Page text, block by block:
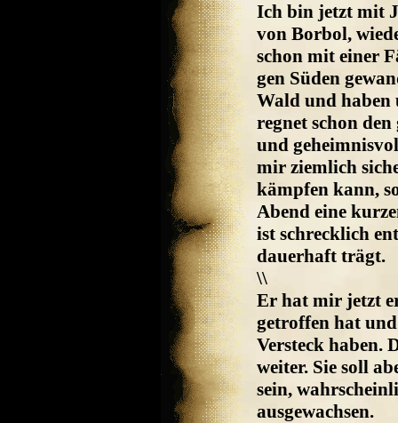
Ich bin jetzt mit
von Borbol,
schon mit einer
gen Süden
Wald und haben
regnet schon
und
mir ziemlich
kämpfen kann,
Abend eine
ist schrecklich
dauerhaft trägt.
\\
Er hat mir jetzt
getroffen hat
Versteck haben.
weiter. Sie soll
sein,
ausgewachsen.